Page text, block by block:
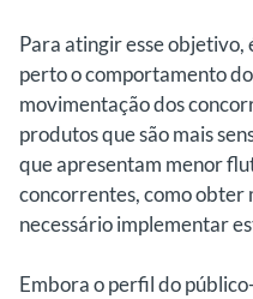
Para atingir esse
perto o comportamento
movimentação dos
produtos que são mais
que apresentam menor
concorrentes, como obter
necessário implementar
Embora o perfil do